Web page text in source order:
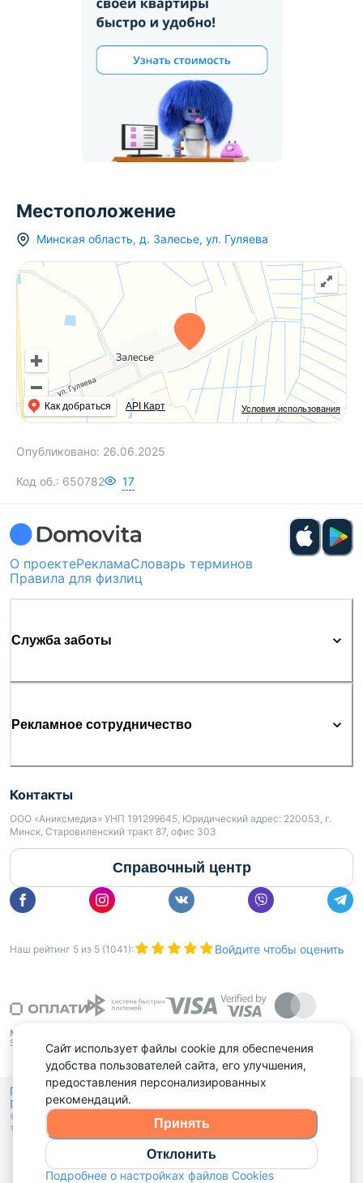
Местоположение
Минская область, д. Залесье, ул. Гуляева
Условия использования
Как добраться API Карт
Опубликовано: 26.06.2025
Код об.: 650782 17
О проектеРекламаСловарь терминов
Правила для физлиц
Служба заботы
Рекламное сотрудничество
Контакты
ООО «Аниксмедиа» УНП 191299645, Юридический адрес: 220053, г.
Минск, Старовиленский тракт 87, офис 303
Справочный центр
Наш рейтинг 5 из 5 (1041 ): Войдите чтобы оценить
Политика конфиденциальности,
Политика обработки файлов куки
© 2015 - 2026, Domovita.by. Копирование материалов допускается
только при наличии активной ссылки.
Сайт использует файлы cookie для обеспечения
удобства пользователей сайта, его улучшения,
предоставления персонализированных
рекомендаций.
Принять
Отклонить
Подробнее о настройках файлов Cookies